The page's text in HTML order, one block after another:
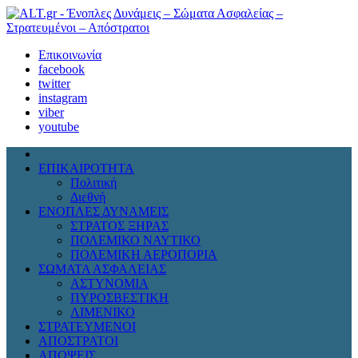
Επικοινωνία
facebook
twitter
instagram
viber
youtube
ΕΠΙΚΑΙΡΟΤΗΤΑ
Πολιτική
Διεθνή
ΕΝΟΠΛΕΣ ΔΥΝΑΜΕΙΣ
ΣΤΡΑΤΟΣ ΞΗΡΑΣ
ΠΟΛΕΜΙΚΟ ΝΑΥΤΙΚΟ
ΠΟΛΕΜΙΚΗ ΑΕΡΟΠΟΡΙΑ
ΣΩΜΑΤΑ ΑΣΦΑΛΕΙΑΣ
ΑΣΤΥΝΟΜΙΑ
ΠΥΡΟΣΒΕΣΤΙΚΗ
ΛΙΜΕΝΙΚΟ
ΣΤΡΑΤΕΥΜΕΝΟΙ
ΑΠΟΣΤΡΑΤΟΙ
ΑΠΟΨΕΙΣ